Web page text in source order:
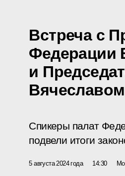
Встреча с
Федерации
и
Спикеры палат
подвели итоги
5 августа 2024 года 14:30